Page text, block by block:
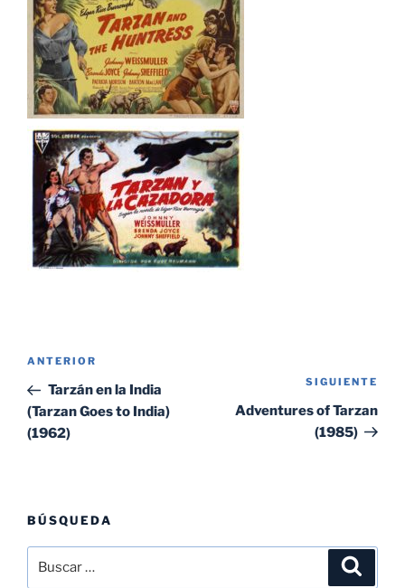
Navegación
entradas
Entrada
anterior:
ANTERIOR
Tarzán en la India
(Tarzan Goes to India)
(1962)
SIGUIENTE
Adventures of Tarzan
(1985)
BÚSQUEDA
por: